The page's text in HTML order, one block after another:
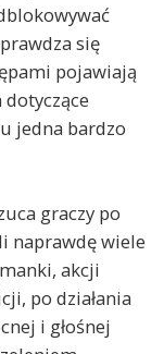
się
pojawiają
jedna bardzo
graczy po
naprawdę wiele
akcji
po działania
i głośnej